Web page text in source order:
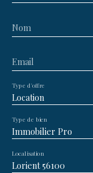
Nom
Email
Location
Type d'offre
Immobilier Pro
Type de bien
Lorient 56100
Localisation